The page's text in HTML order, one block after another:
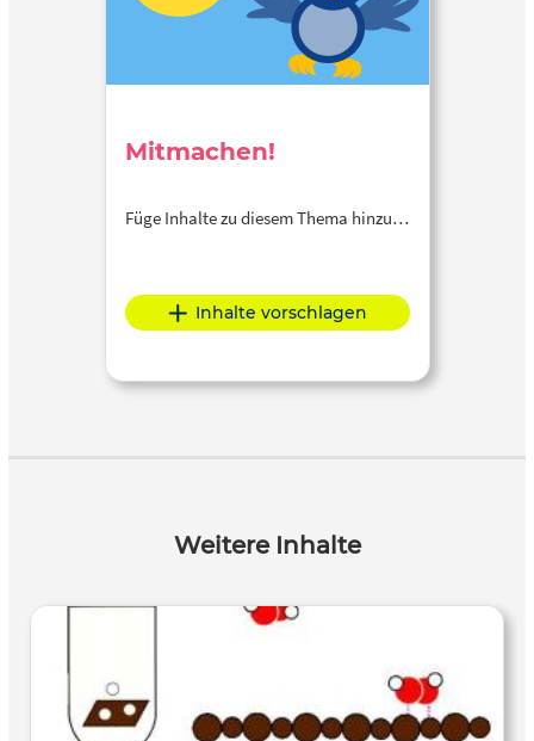
Mitmachen!
Füge Inhalte zu diesem Thema hinzu…
Inhalte vorschlagen
Weitere Inhalte